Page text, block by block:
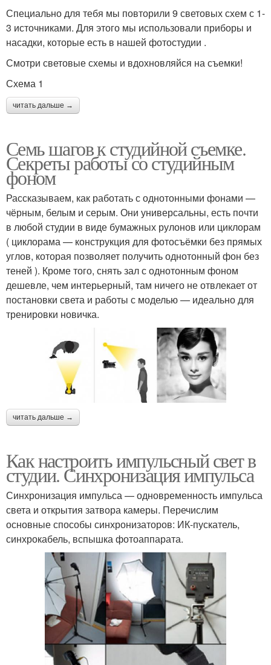
Специально для тебя мы повторили 9 световых схем с 1-
3 источниками. Для этого мы использовали приборы и
насадки, которые есть в нашей фотостудии .
Смотри световые схемы и вдохновляйся на съемки!
Схема 1
читать дальше →
Семь шагов к студийной съемке.
Секреты работы со студийным
фоном
Рассказываем, как работать с однотонными фонами —
чёрным, белым и серым. Они универсальны, есть почти
в любой студии в виде бумажных рулонов или циклорам
( циклорама — конструкция для фотосъёмки без прямых
углов, которая позволяет получить однотонный фон без
теней ). Кроме того, снять зал с однотонным фоном
дешевле, чем интерьерный, там ничего не отвлекает от
постановки света и работы с моделью — идеально для
тренировки новичка.
читать дальше →
Как настроить импульсный свет в
студии. Синхронизация импульса
Синхронизация импульса — одновременность импульса
света и открытия затвора камеры. Перечислим
основные способы синхронизаторов: ИК-пускатель,
синхрокабель, вспышка фотоаппарата.